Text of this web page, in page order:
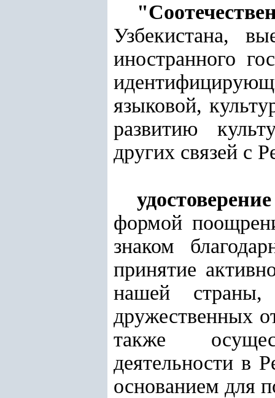
Узбекистана,
иностранного
языковой,
развитию
других связей с
формой
знаком
принятие
нашей страны,
дружественных
также
деятельности в
основанием для